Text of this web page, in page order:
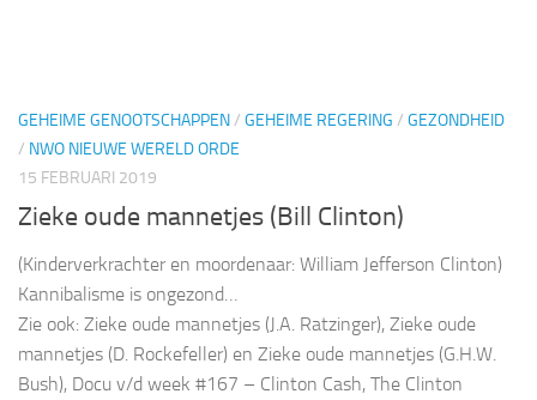
GEHEIME GENOOTSCHAPPEN/ GEHEIME REGERING / GEZONDHEID
/ NWO NIEUWE WERELD ORDE
15 FEBRUARI 2019
Zieke oude mannetjes (Bill Clinton)
(Kinderverkrachter en moordenaar: William Jefferson Clinton)
Kannibalisme is ongezond…
Zie ook: Zieke oude mannetjes (J.A. Ratzinger), Zieke oude
mannetjes (D. Rockefeller) en Zieke oude mannetjes (G.H.W.
Bush), Docu v/d week #167 – Clinton Cash, The Clinton